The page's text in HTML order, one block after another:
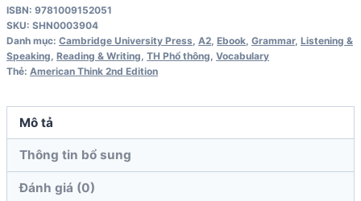
A2
Level
1
Book
số
lượng
ISBN: 9781009152051
SKU: SHN0003904
Danh mục: Cambridge University Press A2 Ebook Grammar, Listening &
Speaking Reading & Writing TH Phổ thông Vocabulary
Thẻ: American Think 2nd Edition
Mô tả
Thông tin bổ sung
Đánh giá (0)